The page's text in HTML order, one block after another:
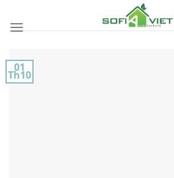
content
01
Th10